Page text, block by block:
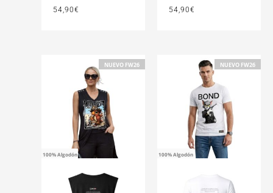
54,90€ 54,90€
100% Algodón
NUEVO FW26
100% Algodón
NUEVO FW26